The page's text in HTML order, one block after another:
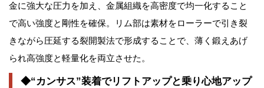
金に強大な圧力を加え、金属組織を高密度で均一化すること
で高い強度と剛性を確保。リム部は素材をローラーで引き裂
きながら圧延する裂開製法で形成することで、薄く鍛えあげ
られ高強度と軽量化を両立させた。
◆“カンサス”装着でリフトアップと乗り心地アップ